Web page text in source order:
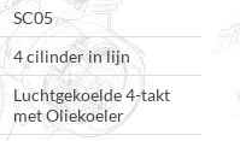
SC05
4 cilinder in lijn
Luchtgekoelde 4-takt
met Oliekoeler